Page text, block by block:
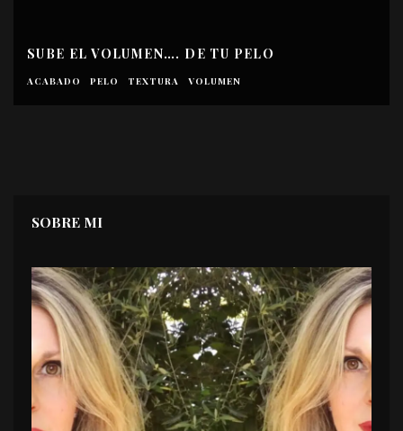
SUBE EL VOLUMEN…. DE TU PELO
ACABADO PELO TEXTURA VOLUMEN
SOBRE MI